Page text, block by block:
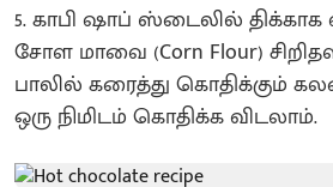
5. காபி ஷாப் ஸ்டைலில்
சோள மாவை (Corn Flour)
பாலில் கரைத்து கொதிக்கும்
ஒரு நிமிடம் கொதிக்க விடலாம்.